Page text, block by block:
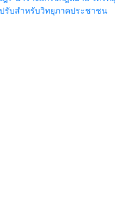
รับสำหรับวิทยุภาคประชาชน